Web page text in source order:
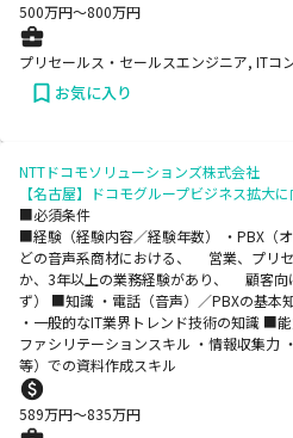
500万円〜800万円
プリセールス・セールスエンジニア, ITコ
お気に入り
NTTドコモソリューションズ株式会社
【名古屋】ドコモグループビジネス拡大
■必須条件
■経験（経験内容／経験年数） ・PBX（
どの音声系商材における、 営業、プリ
か、3年以上の業務経験があり、 顧客向
ず） ■知識 ・電話（音声）／PBXの基本
・一般的なIT業界トレンド技術の知識 ■
ファシリテーションスキル ・情報収集
等）での資料作成スキル
589万円〜835万円